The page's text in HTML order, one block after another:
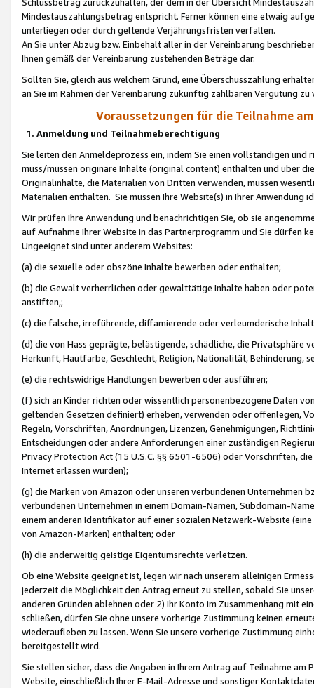
Mindestauszahlungsbetrag entspricht. Ferner können eine etwaig
unterliegen oder durch geltende Verjährungsfristen verfallen.
An Sie unter Abzug bzw. Einbehalt aller in der Vereinbarung
Ihnen gemäß der Vereinbarung zustehenden Beträge dar.
Sollten Sie, gleich aus welchem Grund, eine Überschusszahlung
an Sie im Rahmen der Vereinbarung zukünftig zahlbaren Vergütung zu
Voraussetzungen für die Teilnahme
1. Anmeldung und Teilnahmeberechtigung
Sie leiten den Anmeldeprozess ein, indem Sie einen vollständigen
muss/müssen originäre Inhalte (original content) enthalten und über
Originalinhalte, die Materialien von Dritten verwenden, müssen
Materialien enthalten. Sie müssen Ihre Website(s) in Ihrer Anwendung
Wir prüfen Ihre Anwendung und benachrichtigen Sie, ob sie
auf Aufnahme Ihrer Website in das Partnerprogramm und Sie dürfen
Ungeeignet sind unter anderem Websites:
(a) die sexuelle oder obszöne Inhalte bewerben oder enthalten;
(b) die Gewalt verherrlichen oder gewalttätige Inhalte haben oder
anstiften,;
(c) die falsche, irreführende, diffamierende oder verleumderische
(d) die von Hass geprägte, belästigende, schädliche, die Privatsphäre
Herkunft, Hautfarbe, Geschlecht, Religion, Nationalität, Behinderung,
(e) die rechtswidrige Handlungen bewerben oder ausführen;
(f) sich an Kinder richten oder wissentlich personenbezogene Daten
geltenden Gesetzen definiert) erheben, verwenden oder offenlegen,
Regeln, Vorschriften, Anordnungen, Lizenzen, Genehmigungen,
Entscheidungen oder andere Anforderungen einer zuständigen
Privacy Protection Act (15 U.S.C. §§ 6501-6506) oder Vorschriften,
Internet erlassen wurden);
(g) die Marken von Amazon oder unseren verbundenen Unternehmen
verbundenen Unternehmen in einem Domain-Namen, Subdomain-
einem anderen Identifikator auf einer sozialen Netzwerk-Website
von Amazon-Marken) enthalten; oder
(h) die anderweitig geistige Eigentumsrechte verletzen.
Ob eine Website geeignet ist, legen wir nach unserem alleinigen
jederzeit die Möglichkeit den Antrag erneut zu stellen, sobald Sie
anderen Gründen ablehnen oder 2) Ihr Konto im Zusammenhang mit
schließen, dürfen Sie ohne unsere vorherige Zustimmung keinen
wiederaufleben zu lassen. Wenn Sie unsere vorherige Zustimmung
bereitgestellt wird.
Sie stellen sicher, dass die Angaben in Ihrem Antrag auf Teilnahme
Website, einschließlich Ihrer E-Mail-Adresse und sonstiger